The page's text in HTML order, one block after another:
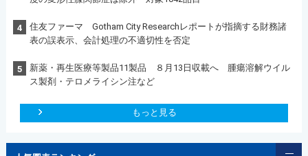
4
住友ファーマ Gotham City Researchレポートが指摘する財務諸
表の誤表示、会計処理の不適切性を否定
5
新薬・再生医療等製品11製品 ８月13日収載へ 腫瘍溶解ウイル
ス製剤・テロメライシン注など
もっと見る